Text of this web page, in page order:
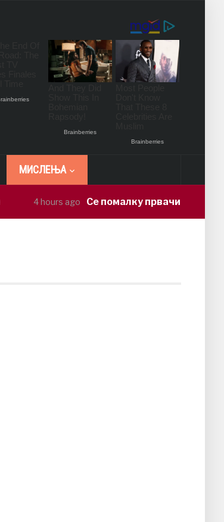
МИСЛЕЊА
4 hours ago Се помалку првачиња –